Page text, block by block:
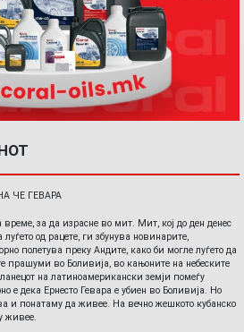
ЧЕ ГЕВАРА
време, за да израсне во мит. Мит, кој до ден денес
од рацете, ги збунува новинарите,
полетува преку Андите, како би могле луѓето да
прашуми во Боливија, во кањоните на небеските
на латиноамерикански земји помеѓу
е дека Ернесто Гевара е убиен во Боливија. Но
и понатаму да живее. На вечно жешкото кубанско
живее.